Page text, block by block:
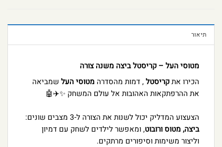
תיאור
מטוסי העל – קריסטל ביצה משנה צורה
הכירו אתקריסטל, דמות מהסדרה מטוסי העל שמביאה
את ההרפתקאות האהובות אל עולם המשחק ✨✈️🤖
הצעצוע המדליק יכול לשנות את הצורה ל-3 מצבים שונים:
ביצה, מטוס ורובוט, ומאפשר לילדים לשחק עם דמיון
וליצור משימות וסיפורים מרתקים.